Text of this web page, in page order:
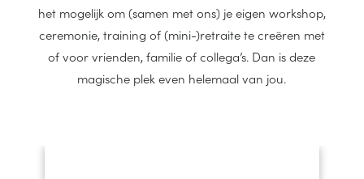
het mogelijk om (samen met ons) je eigen workshop,
ceremonie, training of (mini-)retraite te creëren met
of voor vrienden, familie of collega’s. Dan is deze
magische plek even helemaal van jou.